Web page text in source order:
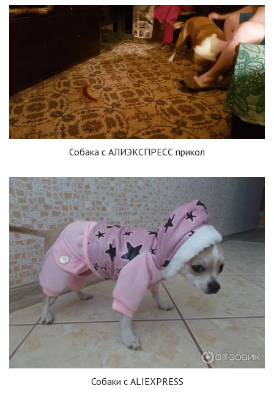
Собака с АЛИЭКСПРЕСС прикол
Собаки с ALIEXPRESS